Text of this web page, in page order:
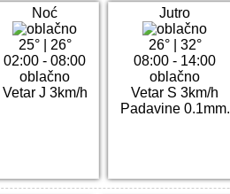
Noć
25°| 26°
02:00 - 08:00
oblačno
Vetar J 3km/h
Jutro
26°| 32°
08:00 - 14:00
oblačno
Vetar S 3km/h
Padavine 0.1mm.